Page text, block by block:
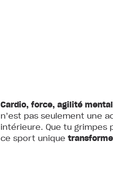
Cardio, force, agilité
n’est pas seulement une
intérieure. Que tu grimpes
ce sport unique